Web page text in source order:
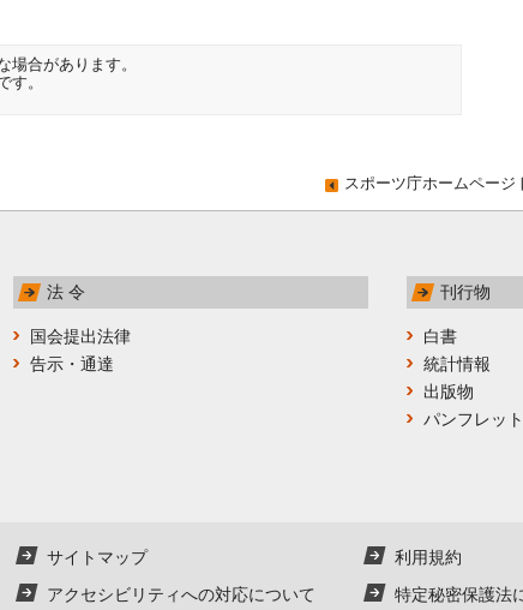
場合があります。
す。
スポーツ庁ホームページ
法 令
国会提出法律
告示・通達
刊行物
白書
統計情報
出版物
パンフレット
サイトマップ
利用規約
アクセシビリティへの対応について 特定秘密保護法